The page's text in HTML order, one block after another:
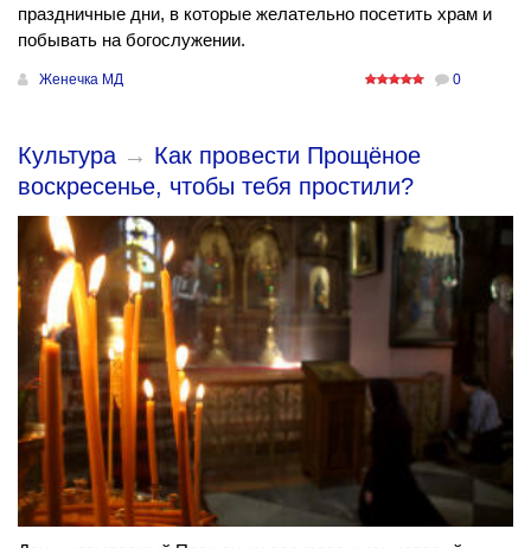
праздничные дни, в которые желательно посетить храм и
побывать на богослужении.
Женечка МД 0
Культура→ Как провести Прощёное
воскресенье, чтобы тебя простили?